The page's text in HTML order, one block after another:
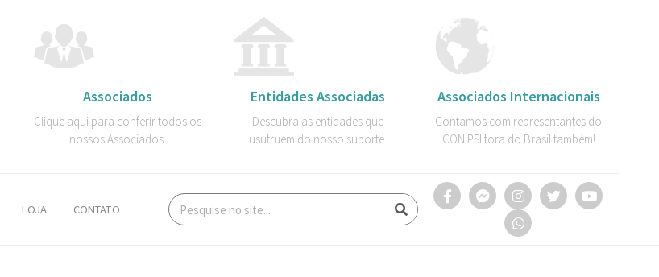
Associados
Clique aqui para conferir todos os
nossos Associados.
Entidades Associadas
Descubra as entidades que
usufruem do nosso suporte.
Associados Internacionais
Contamos com representantes do
CONIPSI fora do Brasil também!
LOJA CONTATO